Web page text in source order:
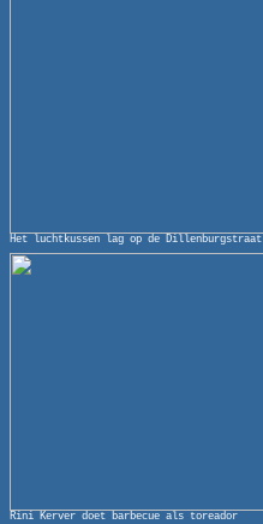
Het luchtkussen lag op de Dillenburgstraat
Rini Kerver doet barbecue als toreador